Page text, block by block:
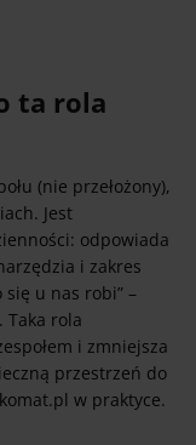
ta rola
(nie przełożony),
Jest
odpowiada
i zakres
u nas robi” –
rola
i zmniejsza
przestrzeń do
w praktyce.